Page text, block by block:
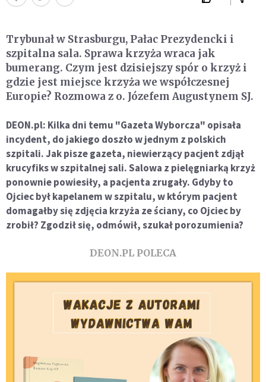
Trybunał w Strasburgu, Pałac Prezydencki i
szpitalna sala. Sprawa krzyża wraca jak
bumerang. Czym jest dzisiejszy spór o krzyż i
gdzie jest miejsce krzyża we współczesnej
Europie? Rozmowa z o. Józefem Augustynem SJ.
DEON.pl: Kilka dni temu "Gazeta Wyborcza" opisała
incydent, do jakiego doszło w jednym z polskich
szpitali. Jak pisze gazeta, niewierzącypacjent zdjął
krucyfiks w szpitalnej sali. Salowa z pielęgniarką krzyż
ponownie powiesiły, a pacjenta zrugały. Gdyby to
Ojciec był kapelanem w szpitalu, w którym pacjent
domagałby się zdjęcia krzyża ze ściany, co Ojciec by
zrobił? Zgodził się, odmówił, szukał porozumienia?
DEON.PL POLECA